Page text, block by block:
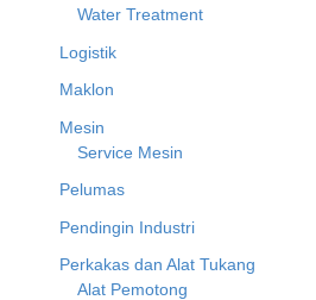
Water Treatment
Logistik
Maklon
Mesin
Service Mesin
Pelumas
Pendingin Industri
Perkakas dan Alat Tukang
Alat Pemotong